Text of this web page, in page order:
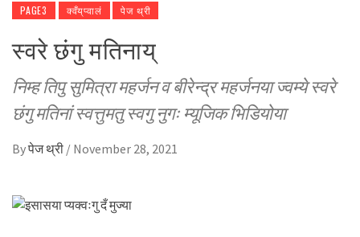
PAGE3 क्वँय्‌प्वालं पेज थ्री
स्वरे छंगु मतिनाय्
निम्ह तिपु सुमित्रा महर्जन व बीरेन्द्र महर्जनया ज्वम्ये स्वरे
छंगु मतिनां स्वत्तुमतु स्वगु नुगः म्यूजिक भिडियोया
Byपेज थ्री / November 28, 2021